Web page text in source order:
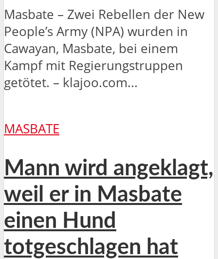
Masbate – Zwei Rebellen der New
People’s Army (NPA) wurden in
Cawayan, Masbate, bei einem
Kampf mit Regierungstruppen
getötet. – klajoo.com...
MASBATE
Mann wird angeklagt,
weil er in Masbate
einen Hund
totgeschlagen hat